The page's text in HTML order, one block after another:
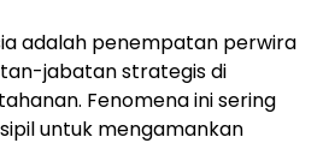
adalah penempatan perwira
jabatan strategis di
Fenomena ini sering
untuk mengamankan